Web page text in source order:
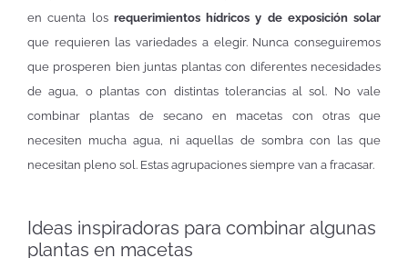
en cuenta los requerimientos hídricos y de exposición solar
que requieren las variedades a elegir. Nunca conseguiremos
que prosperen bien juntas plantas con diferentes necesidades
de agua, o plantas con distintas tolerancias al sol. No vale
combinar plantas de secano en macetas con otras que
necesiten mucha agua, ni aquellas de sombra con las que
necesitan pleno sol. Estas agrupaciones siempre van a fracasar.
Ideas inspiradoras para combinar algunas
plantas en macetas